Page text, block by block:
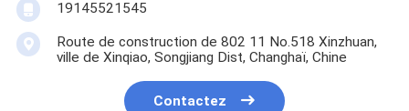
19145521545
Route de construction de 802 11 No.518 Xinzhuan,
ville de Xinqiao, Songjiang Dist, Changhaï, Chine
Contactez